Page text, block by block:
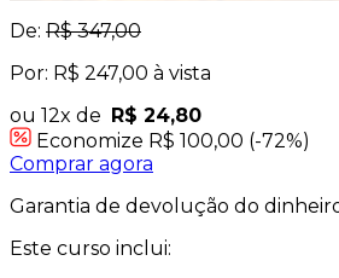
De: R$ 347,00
Por: R$ 247,00 à vista
ou 12x de
R$ 24,80
Economize R$ 100,00 (-72%)
Comprar agora
Garantia de devolução do
Este curso inclui: